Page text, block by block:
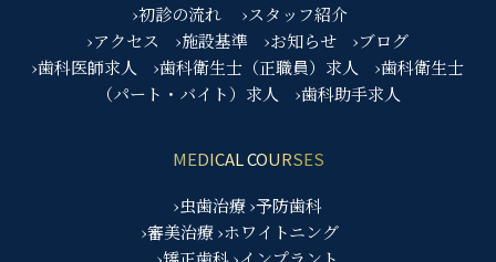
›初診の流れ
›スタッフ紹介
›アクセス
›施設基準 ›お知らせ
›ブログ
›歯科医師求人
›歯科衛生士（正職員）求人
›歯科衛生士
（パート・バイト）求人
›歯科助手求人
MEDICAL COURSES
›虫歯治療›予防歯科
›審美治療 ›ホワイトニング